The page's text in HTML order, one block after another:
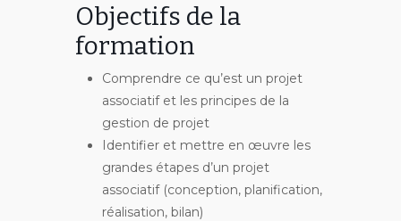
Objectifs de la
formation
Comprendre ce qu’est un projet
associatif et les principes de la
gestion de projet
Identifier et mettre en œuvre les
grandes étapes d’un projet
associatif (conception, planification,
réalisation, bilan)